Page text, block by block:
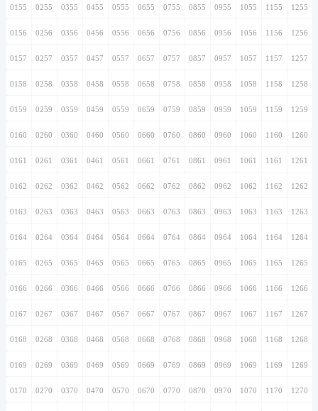
0155 0255 0355 0455 0555 0655 0755 0855 0955 1055 1155 1255
0156 0256 0356 0456 0556 0656 0756 0856 0956 1056 1156 1256
0157 0257 0357 0457 0557 0657 0757 0857 0957 1057 1157 1257
0158 0258 0358 0458 0558 0658 0758 0858 0958 1058 1158 1258
0159 0259 0359 0459 0559 0659 0759 0859 0959 1059 1159 1259
0160 0260 0360 0460 0560 0660 0760 0860 0960 1060 1160 1260
0161 0261 0361 0461 0561 0661 0761 0861 0961 1061 1161 1261
0162 0262 0362 0462 0562 0662 0762 0862 0962 1062 1162 1262
0163 0263 0363 0463 0563 0663 0763 0863 0963 1063 1163 1263
0164 0264 0364 0464 0564 0664 0764 0864 0964 1064 1164 1264
0165 0265 0365 0465 0565 0665 0765 0865 0965 1065 1165 1265
0166 0266 0366 0466 0566 0666 0766 0866 0966 1066 1166 1266
0167 0267 0367 0467 0567 0667 0767 0867 0967 1067 1167 1267
0168 0268 0368 0468 0568 0668 0768 0868 0968 1068 1168 1268
0169 0269 0369 0469 0569 0669 0769 0869 0969 1069 1169 1269
0170 0270 0370 0470 0570 0670 0770 0870 0970 1070 1170 1270